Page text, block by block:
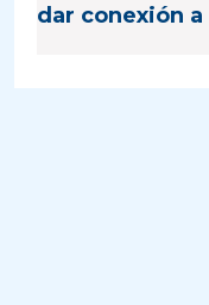
dar conexión